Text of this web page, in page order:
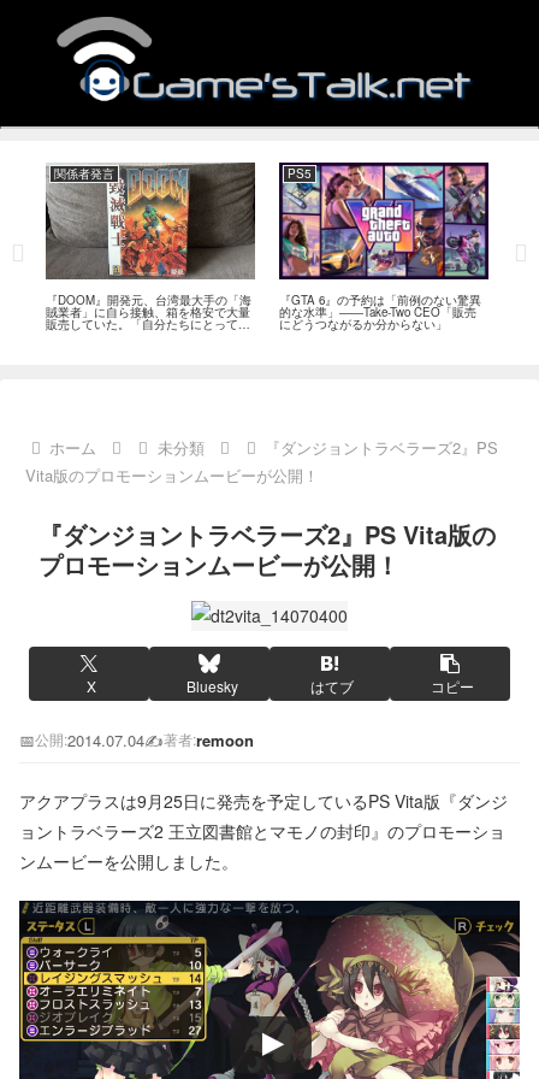
関係者発言
『DOOM』開発元、台湾最大手の「海
賊業者」に自ら接触、箱を格安で大量
販売していた。「自分たちにとっては
流通だった」
PS5
『GTA 6』の予約は「前例のない驚異
的な水準」――Take-Two CEO「販売
にどうつながるか分からない」
ホーム 未分類
『ダンジョントラベラーズ2』PS
Vita版のプロモーションムービーが公開！
『ダンジョントラベラーズ2』PS Vita版の
プロモーションムービーが公開！
X Bluesky はてブ コピー
📅公開:2014.07.04✍️著者:remoon
アクアプラスは9月25日に発売を予定しているPS Vita版『ダンジ
ョントラベラーズ2 王立図書館とマモノの封印』のプロモーショ
ンムービーを公開しました。